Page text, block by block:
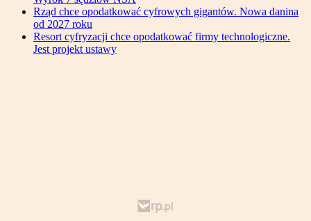
Rząd chce opodatkować cyfrowych gigantów. Nowa danina
od 2027 roku
Resort cyfryzacji chce opodatkować firmy technologiczne.
Jest projekt ustawy